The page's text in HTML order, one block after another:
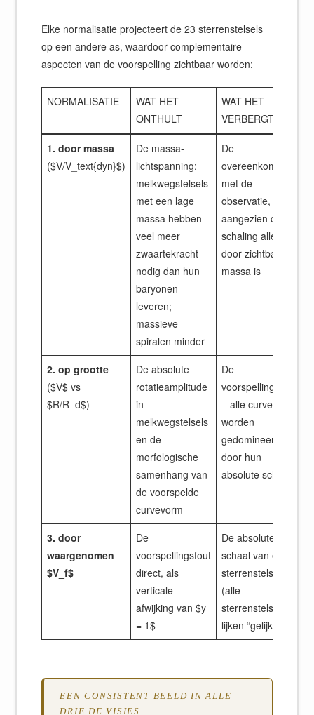
Elke normalisatie projecteert de 23 sterrenstelsels
op een andere as, waardoor complementaire
aspecten van de voorspelling zichtbaar worden:
NORMALISATIE
WAT HET
ONTHULT
WAT HET
VERBERGT
1. door massa
($V/V_text{dyn}$)
De massa-
lichtspanning:
melkwegstelsels
met een lage
massa hebben
veel meer
zwaartekracht
nodig dan hun
baryonen
leveren;
massieve
spiralen minder
De
overeenkomst
met de
observatie,
aangezien de
schaling alleen
door zichtbare
massa is
2. op grootte
($V$ vs
$R/R_d$)
De absolute
rotatieamplitude
in
melkwegstelsels
en de
morfologische
samenhang van
de voorspelde
curvevorm
De
voorspellingsfout
– alle curven
worden
gedomineerd
door hun
absolute schaal
3. door
waargenomen
$V_f$
De
voorspellingsfout
direct, als
verticale
afwijking van $y
= 1$
De absolute
schaal van elk
sterrenstelsel
(alle
sterrenstelsels
lijken “gelijk”)
EEN CONSISTENT BEELD IN ALLE
DRIE DE VISIES